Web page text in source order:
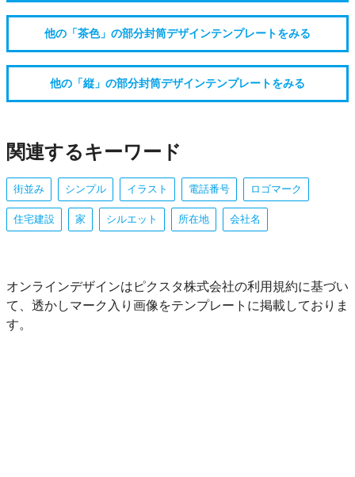
他の「茶色」の部分封筒デザインテンプレートをみる
他の「縦」の部分封筒デザインテンプレートをみる
関連するキーワード
街並み シンプル イラスト 電話番号 ロゴマーク
住宅建設 家 シルエット 所在地 会社名
オンラインデザインはピクスタ株式会社の利用規約に基づい
て、透かしマーク入り画像をテンプレートに掲載しておりま
す。